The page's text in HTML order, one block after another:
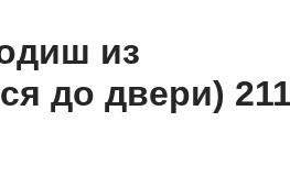
из
до двери)